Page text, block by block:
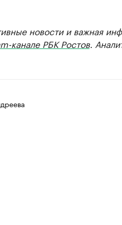
новости и важная
канале РБК Ростов.